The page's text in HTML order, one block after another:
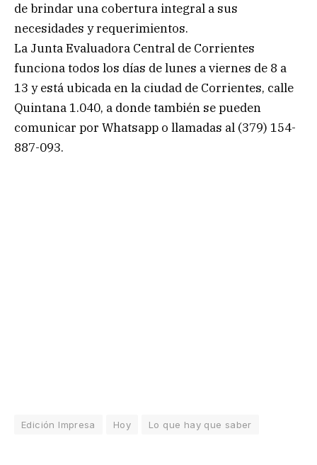
de brindar una cobertura integral a sus
necesidades y requerimientos.
La Junta Evaluadora Central de Corrientes
funciona todos los días de lunes a viernes de 8 a
13 y está ubicada en la ciudad de Corrientes, calle
Quintana 1.040, a donde también se pueden
comunicar por Whatsapp o llamadas al (379) 154-
887-093.
Edición Impresa Hoy Lo que hay que saber